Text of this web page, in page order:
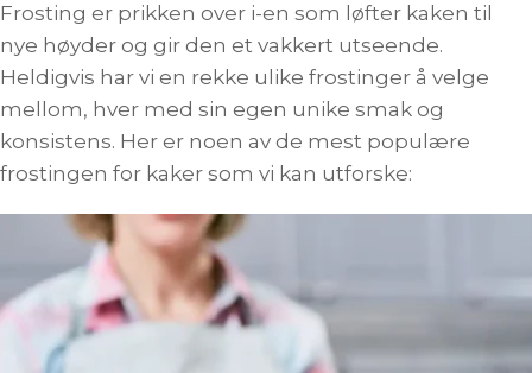
Frosting er prikken over i-en som løfter kaken til
nye høyder og gir den et vakkert utseende.
Heldigvis har vi en rekke ulike frostinger å velge
mellom, hver med sin egen unike smak og
konsistens. Her er noen av de mest populære
frostingen for kaker som vi kan utforske: